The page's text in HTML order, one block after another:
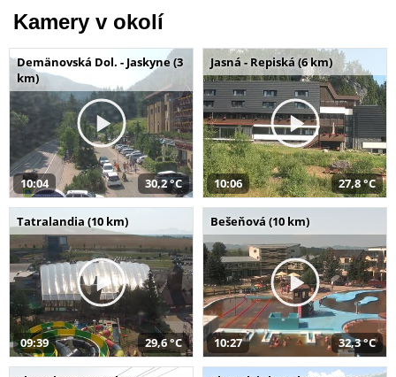
Kamery v okolí
Demänovská Dol. - Jaskyne (3
km)
10:04 30,2 °C
Jasná - Repiská (6 km)
10:06 27,8 °C
Tatralandia (10 km)
09:39 29,6 °C
Bešeňová (10 km)
10:27 32,3 °C